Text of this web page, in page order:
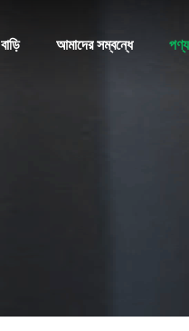
বাড়ি আমাদের সম্বন্ধে পণ্য